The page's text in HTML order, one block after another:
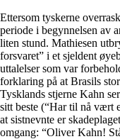
Ettersom tyskerne
periode i begynnelsen av
liten stund. Mathiesen
forsvaret” i et sjeldent
uttalelser som var
forklaring på at Brasils
Tysklands stjerne Kahn
sitt beste (“Har til nå vært
at sistnevnte er
omgang: “Oliver Kahn!